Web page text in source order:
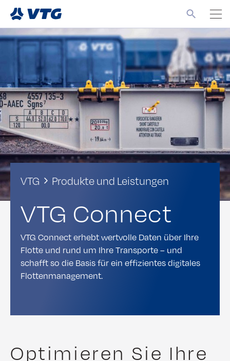
VTG Produkte und Leistungen
VTG Connect
VTG Connect erhebt wertvolle Daten über Ihre
Flotte und rund um Ihre Transporte – und
schafft so die Basis für ein effizientes digitales
Flottenmanagement.
Optimieren Sie Ihre